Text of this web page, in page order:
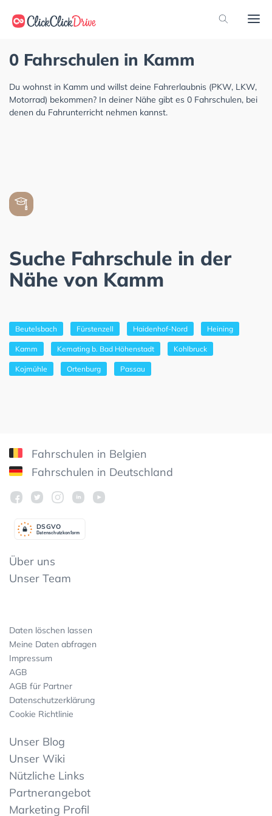
0 Fahrschulen in Kamm
Du wohnst in Kamm und willst deine Fahrerlaubnis (PKW, LKW,
Motorrad) bekommen? In deiner Nähe gibt es 0 Fahrschulen, bei
denen du Fahrunterricht nehmen kannst.
Suche Fahrschule in der
Nähe von Kamm
Beutelsbach Fürstenzell Haidenhof-Nord Heining
Kamm Kemating b. Bad Höhenstadt Kohlbruck
Kojmühle Ortenburg Passau
Fahrschulen in Belgien
Fahrschulen in Deutschland
Datenschutzkonform
DSGVO
Über uns
Unser Team
Daten löschen lassen
Meine Daten abfragen
Impressum
AGB
AGB für Partner
Datenschutzerklärung
Cookie Richtlinie
Unser Blog
Unser Wiki
Nützliche Links
Partnerangebot
Marketing Profil